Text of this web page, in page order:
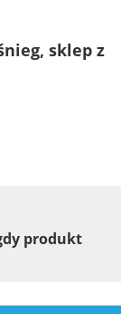
sklep z
produkt